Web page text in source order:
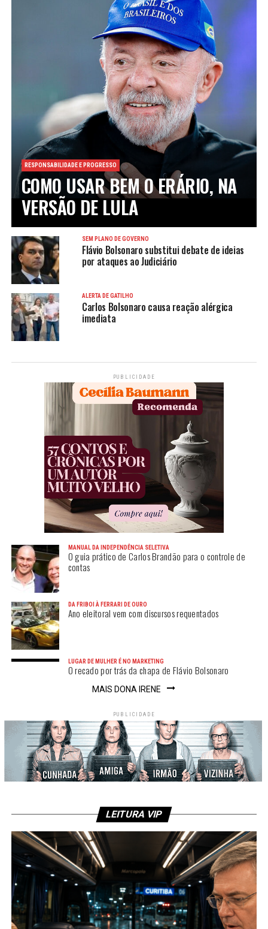
RESPONSABILIDADE E PROGRESSO
COMO USAR BEM O ERÁRIO, NA
VERSÃO DE LULA
SEM PLANO DE GOVERNO
Flávio Bolsonaro substitui debate de ideias
por ataques ao Judiciário
ALERTA DE GATILHO
Carlos Bolsonaro causa reação alérgica
imediata
PUBLICIDADE
MANUAL DA INDEPENDÊNCIA SELETIVA
O guia prático de Carlos Brandão para o controle de
contas
DA FRIBOI À FERRARI DE OURO
Ano eleitoral vem com discursos requentados
LUGAR DE MULHER É NO MARKETING
O recado por trás da chapa de Flávio Bolsonaro
MAIS DONA IRENE
PUBLICIDADE
LEITURA VIP